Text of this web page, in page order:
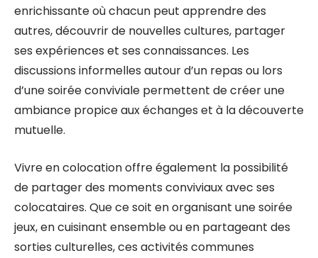
enrichissante où chacun peut apprendre des
autres, découvrir de nouvelles cultures, partager
ses expériences et ses connaissances. Les
discussions informelles autour d’un repas ou lors
d’une soirée conviviale permettent de créer une
ambiance propice aux échanges et à la découverte
mutuelle.
Vivre en colocation offre également la possibilité
de partager des moments conviviaux avec ses
colocataires. Que ce soit en organisant une soirée
jeux, en cuisinant ensemble ou en partageant des
sorties culturelles, ces activités communes